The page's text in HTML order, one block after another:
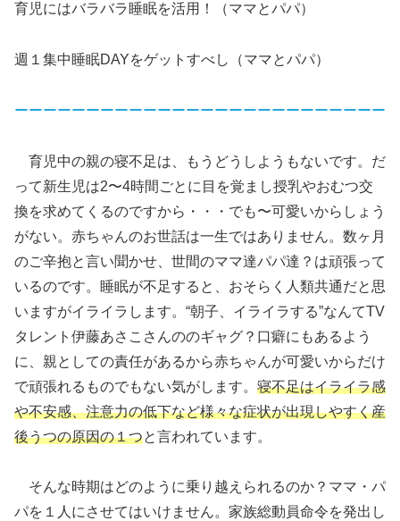
育児にはバラバラ睡眠を活用！（ママとパパ）
週１集中睡眠DAYをゲットすべし（ママとパパ）
ーーーーーーーーーーーーーーーーーーーーーーーーーー
育児中の親の寝不足は、もうどうしようもないです。だ
って新生児は2〜4時間ごとに目を覚まし授乳やおむつ交
換を求めてくるのですから・・・でも〜可愛いからしょう
がない。赤ちゃんのお世話は一生ではありません。数ヶ月
のご辛抱と言い聞かせ、世間のママ達パパ達？は頑張って
いるのです。睡眠が不足すると、おそらく人類共通だと思
いますがイライラします。“朝子、イライラする”なんてTV
タレント伊藤あさこさんののギャグ？口癖にもあるよう
に、親としての責任があるから赤ちゃんが可愛いからだけ
で頑張れるものでもない気がします。 寝不足はイライラ感
や不安感、注意力の低下など様々な症状が出現しやすく産
後うつの原因の１つと言われています。
そんな時期はどのように乗り越えられるのか？ママ・パ
パを１人にさせてはいけません。家族総動員命令を発出し